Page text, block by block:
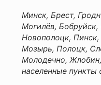
Минск, Брест,
Могилёв, Бобруйск,
Новополоцк,
Мозырь, Полоцк,
Молодечно,
населенные пункты